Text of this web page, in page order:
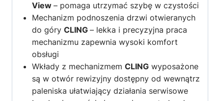
View – pomaga utrzymać szybę w czystości
Mechanizm podnoszenia drzwi otwieranych
do góry CLING – lekka i precyzyjna praca
mechanizmu zapewnia wysoki komfort
obsługi
Wkłady z mechanizmem CLING wyposażone
są w otwór rewizyjny dostępny od wewnątrz
paleniska ułatwiający działania serwisowe